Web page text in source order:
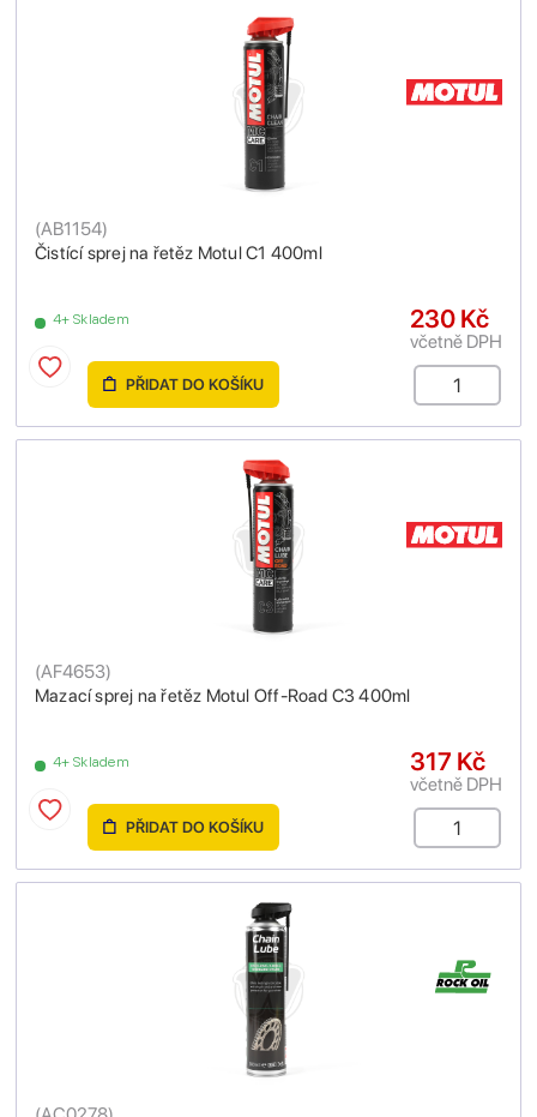
Čistící sprej na řetěz Motul C1 400ml
(AB1154)
4+ Skladem 230 Kč
včetně DPH
PŘIDAT DO KOŠÍKU
Mazací sprej na řetěz Motul Off-Road C3 400ml
(AF4653)
4+ Skladem 317 Kč
včetně DPH
PŘIDAT DO KOŠÍKU